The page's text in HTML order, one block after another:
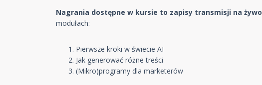
Nagrania dostępne w kursie to zapisy transmisji na żywo
modułach:
Pierwsze kroki w świecie AI
Jak generować różne treści
(Mikro)programy dla marketerów